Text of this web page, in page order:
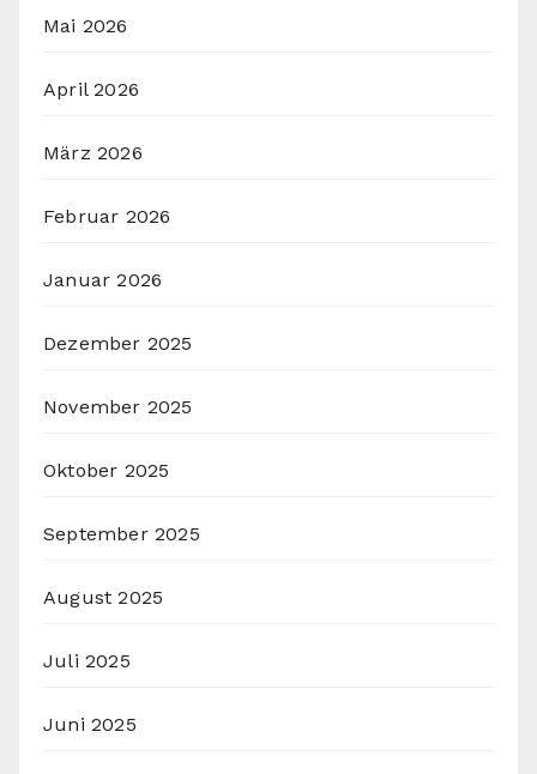
Mai 2026
April 2026
März 2026
Februar 2026
Januar 2026
Dezember 2025
November 2025
Oktober 2025
September 2025
August 2025
Juli 2025
Juni 2025